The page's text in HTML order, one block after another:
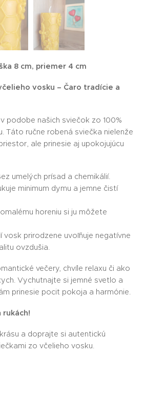
kráľovná
8 cm, priemer 4 cm
vosku – Čaro tradície a
podobe našich sviečok zo 100%
Táto ručne robená sviečka nielenže
ale prinesie aj upokojujúcu
umelých prísad a chemikálií.
minimum dymu a jemne čistí
horeniu si ju môžete
vosk prirodzene uvoľňuje negatívne
ovzdušia.
večery, chvíle relaxu či ako
Vychutnajte si jemné svetlo a
prinesie pocit pokoja a harmónie.
rukách!
a doprajte si autentickú
zo včelieho vosku.